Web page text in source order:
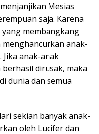
Mesias
saja. Karena
membangkang
anak-
Jika anak-anak
dirusak, maka
dunia dan semua
sekian banyak anak-
oleh Lucifer dan